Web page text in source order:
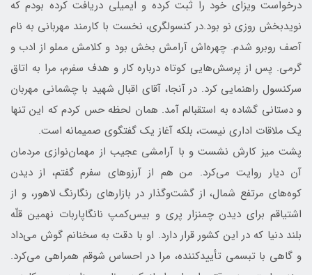
درخواست ویزای خود را ثبت کرده و ایمیلی دریافت کرده بودم که
نویدبخش روزی نو بود.در کنسولگری، نخست با کارمند مهربانی به نام
آصف روبرو شدم. چهره‌اش آرامش بخش بود و کلامش مملو از ادب و
گرمی. پس از پرسش‌هایی کوتاه درباره کار و هدف سفرم، مرا به اتاق
سرکنسول راهنمایی کرد. در آنجا، آقای اقبال شهید با چشمانی مهربان
و دستانی گشاده به استقبالم آمد. همان لحظه حس کردم که این تنها
یک ملاقات اداری نیست، بلکه آغاز یک گفتگوی صمیمانه است.
پشت میز کارش نشست و با آرامشی عجیب از مهمان‌نوازی مردمان
آن دیار روایت می‌کرد. من هم از آرزوهای سفرم گفتم، از دیدن
کوه‌های مرتفع شمال، از گشت‌وگذار در بازارهای رنگارنگ لاهور، و از
اشتیاقم برای دیدن چمنزار پری و بیس‌کمپ نانگاپاربات نهمین قلّه
بلند دنیا که در این کشور قرار دارد. او با دقت به سخنانم گوش می‌داد
و گاهی با تبسمی تأییدکننده، مرا در احساس شوقم همراهی می‌کرد.